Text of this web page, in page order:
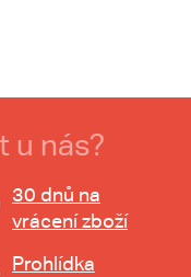
u nás?
30 dnů na
vrácení zboží
Prohlídka